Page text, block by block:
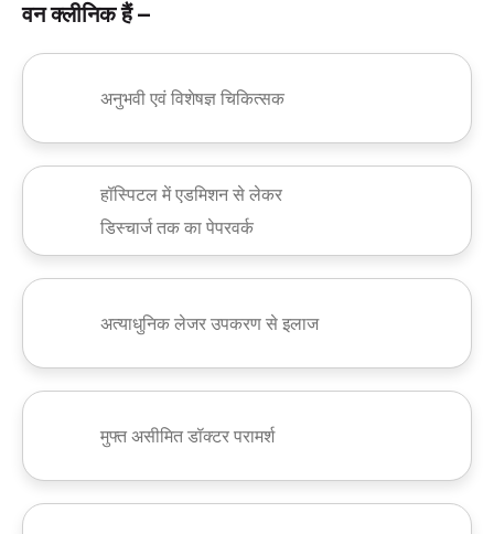
वन क्लीनिक हैं –
अनुभवी एवं विशेषज्ञ चिकित्सक
हॉस्पिटल में एडमिशन से लेकर
डिस्चार्ज तक का पेपरवर्क
अत्याधुनिक लेजर उपकरण से इलाज
मुफ्त असीमित डॉक्टर परामर्श